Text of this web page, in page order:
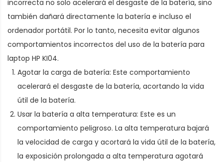
incorrecta no solo acelerará el desgaste de la batería, sino
también dañará directamente la batería e incluso el
ordenador portátil. Por lo tanto, necesita evitar algunos
comportamientos incorrectos del uso de la batería para
laptop HP KI04.
Agotar la carga de batería: Este comportamiento
acelerará el desgaste de la batería, acortando la vida
útil de la batería.
Usar la batería a alta temperatura: Este es un
comportamiento peligroso. La alta temperatura bajará
la velocidad de carga y acortará la vida útil de la batería,
la exposición prolongada a alta temperatura agotará